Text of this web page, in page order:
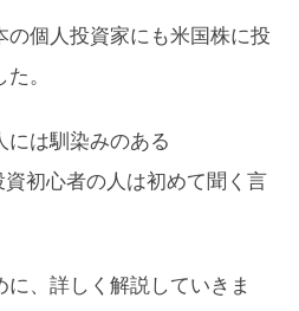
個人投資家にも米国株に投
。
には馴染みのある
資初心者の人は初めて聞く言
、詳しく解説していきま